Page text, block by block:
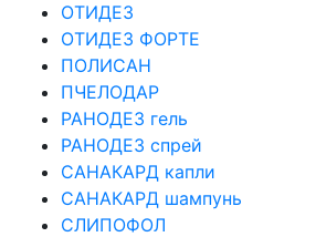
ОТИДЕЗ
ОТИДЕЗ ФОРТЕ
ПОЛИСАН
ПЧЕЛОДАР
РАНОДЕЗ гель
РАНОДЕЗ спрей
САНАКАРД капли
САНАКАРД шампунь
СЛИПОФОЛ